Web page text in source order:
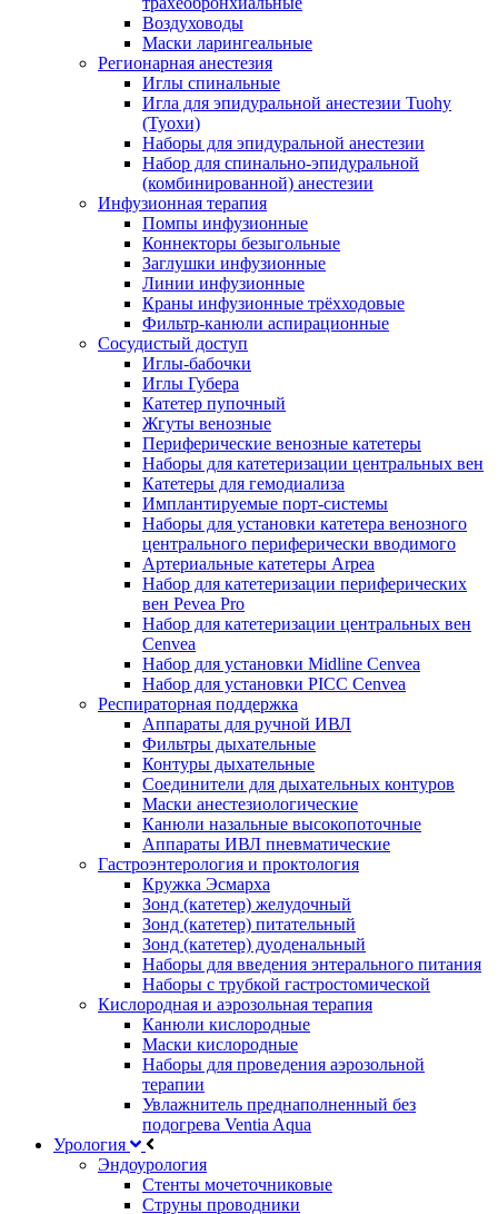
Воздуховоды
Маски ларингеальные
Регионарная анестезия
Иглы спинальные
Игла для эпидуральной анестезии Tuohy
(Туохи)
Наборы для эпидуральной анестезии
Набор для спинально-эпидуральной
(комбинированной) анестезии
Инфузионная терапия
Помпы инфузионные
Коннекторы безыгольные
Заглушки инфузионные
Линии инфузионные
Краны инфузионные трёхходовые
Фильтр-канюли аспирационные
Сосудистый доступ
Иглы-бабочки
Иглы Губера
Катетер пупочный
Жгуты венозные
Периферические венозные катетеры
Наборы для катетеризации центральных вен
Катетеры для гемодиализа
Имплантируемые порт‑системы
Наборы для установки катетера венозного
центрального периферически вводимого
Артериальные катетеры Arpea
Набор для катетеризации периферических
вен Pevea Pro
Набор для катетеризации центральных вен
Cenvea
Набор для установки Midline Cenvea
Набор для установки PICC Cenvea
Респираторная поддержка
Аппараты для ручной ИВЛ
Фильтры дыхательные
Контуры дыхательные
Соединители для дыхательных контуров
Маски анестезиологические
Канюли назальные высокопоточные
Аппараты ИВЛ пневматические
Гастроэнтерология и проктология
Кружка Эсмарха
Зонд (катетер) желудочный
Зонд (катетер) питательный
Зонд (катетер) дуоденальный
Наборы для введения энтерального питания
Наборы с трубкой гастростомической
Кислородная и аэрозольная терапия
Канюли кислородные
Маски кислородные
Наборы для проведения аэрозольной
терапии
Увлажнитель преднаполненный без
подогрева Ventia Aqua
Урология
Эндоурология
Стенты мочеточниковые
Струны проводники